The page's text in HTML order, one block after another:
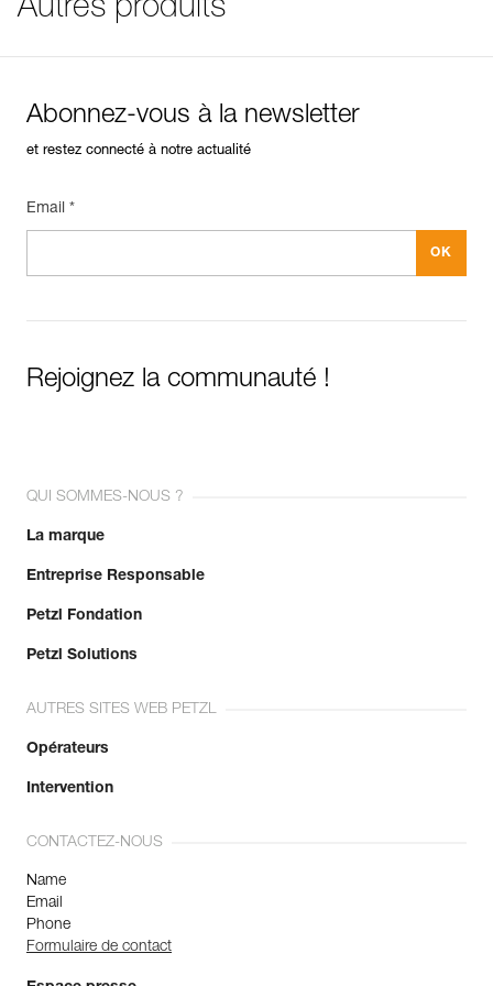
Lame en acier inoxydable pour augmenter la durabilité.
Référence : S92AY
Poids : 43 g
Autres produits
Abonnez-vous à la newsletter
et restez connecté à notre actualité
Email *
Rejoignez la communauté !
QUI SOMMES-NOUS ?
La marque
Entreprise Responsable
Petzl Fondation
Petzl Solutions
AUTRES SITES WEB PETZL
Opérateurs
Intervention
CONTACTEZ-NOUS
Name
Email
Phone
Formulaire de contact